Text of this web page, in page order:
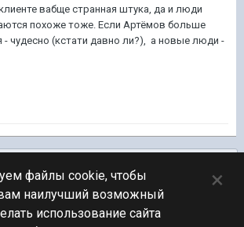
вабще странная штука, да и люди
похоже тоже. Если Артёмов больше
- чудесно (кстати давно ли?), а новые люди -
ТЕМ
Мира Кораблей
файлы cookie, чтобы
вам наилучший возможный
использование сайта
×